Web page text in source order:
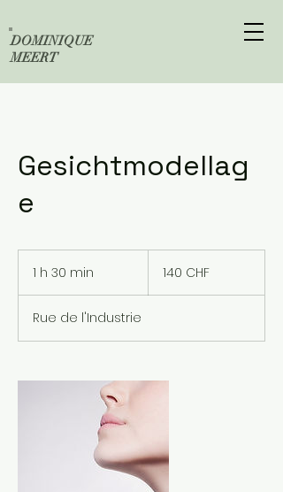
DOMINIQUE
MEERT
Gesichtmodellag
e
1 h 30 min
m
i
suisses
140 CHF
Rue de l'Industrie